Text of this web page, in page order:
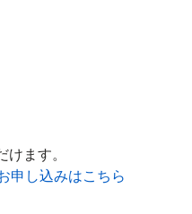
ます。
申し込みはこちら